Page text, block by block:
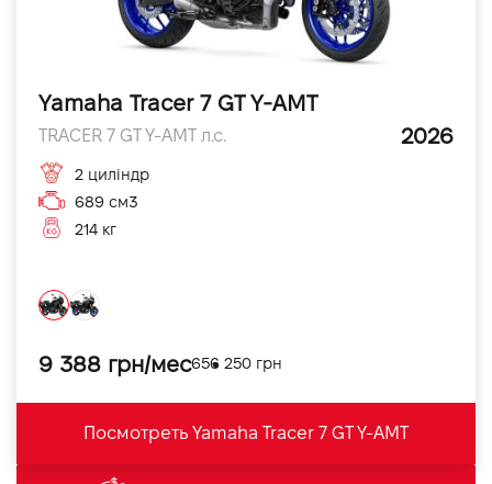
Yamaha Tracer 7 GT Y-AMT
TRACER 7 GT Y-AMT л.с. 2026
2 циліндр
689 см3
214 кг
9 388 грн/мес656 250 грн
Посмотреть Yamaha Tracer 7 GT Y-AMT